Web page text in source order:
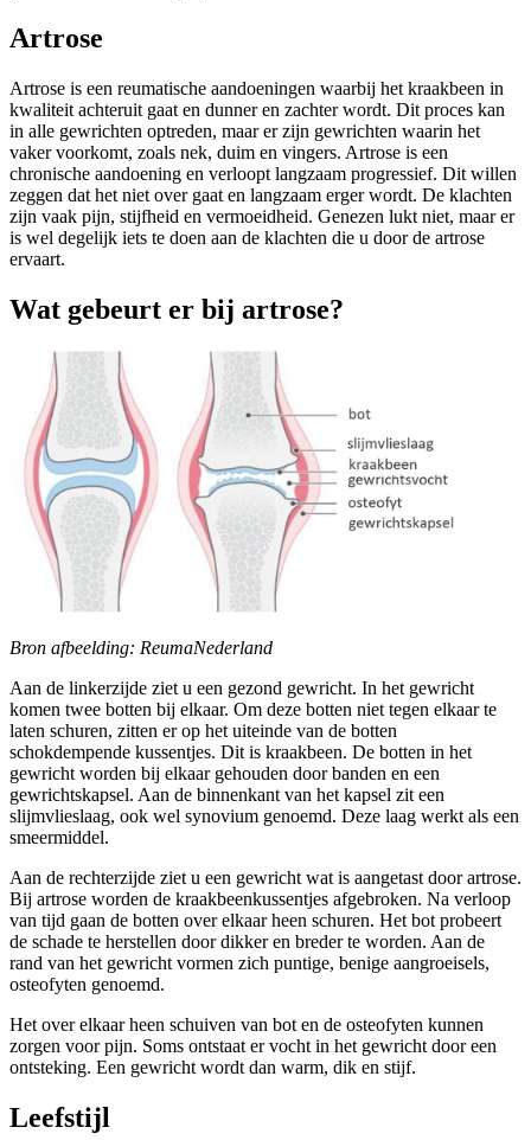
Artrose
Artrose is een reumatische aandoeningen waarbij het kraakbeen in
kwaliteit achteruit gaat en dunner en zachter wordt. Dit proces kan
in alle gewrichten optreden, maar er zijn gewrichten waarin het
vaker voorkomt, zoals nek, duim en vingers. Artrose is een
chronische aandoening en verloopt langzaam progressief. Dit willen
zeggen dat het niet over gaat en langzaam erger wordt. De klachten
zijn vaak pijn, stijfheid en vermoeidheid. Genezen lukt niet, maar er
is wel degelijk iets te doen aan de klachten die u door de artrose
ervaart.
Wat gebeurt er bij artrose?
Bron afbeelding: ReumaNederland
Aan de linkerzijde ziet u een gezond gewricht. In het gewricht
komen twee botten bij elkaar. Om deze botten niet tegen elkaar te
laten schuren, zitten er op het uiteinde van de botten
schokdempende kussentjes. Dit is kraakbeen. De botten in het
gewricht worden bij elkaar gehouden door banden en een
gewrichtskapsel. Aan de binnenkant van het kapsel zit een
slijmvlieslaag, ook wel synovium genoemd. Deze laag werkt als een
smeermiddel.
Aan de rechterzijde ziet u een gewricht wat is aangetast door artrose.
Bij artrose worden de kraakbeenkussentjes afgebroken. Na verloop
van tijd gaan de botten over elkaar heen schuren. Het bot probeert
de schade te herstellen door dikker en breder te worden. Aan de
rand van het gewricht vormen zich puntige, benige aangroeisels,
osteofyten genoemd.
Het over elkaar heen schuiven van bot en de osteofyten kunnen
zorgen voor pijn. Soms ontstaat er vocht in het gewricht door een
ontsteking. Een gewricht wordt dan warm, dik en stijf.
Leefstijl